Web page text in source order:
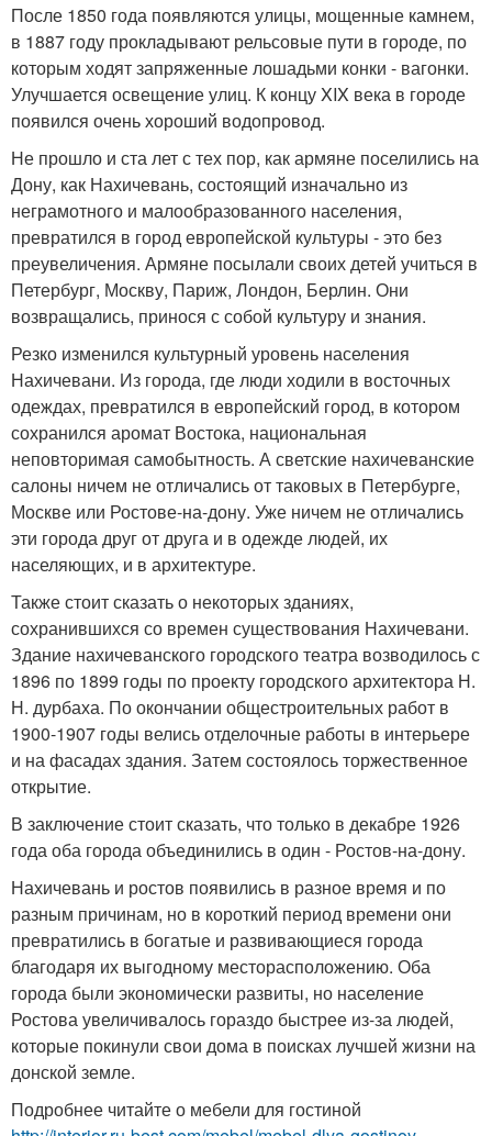
После 1850 года появляются улицы, мощенные камнем,
в 1887 году прокладывают рельсовые пути в городе, по
которым ходят запряженные лошадьми конки - вагонки.
Улучшается освещение улиц. К концу XIX века в городе
появился очень хороший водопровод.
Не прошло и ста лет с тех пор, как армяне поселились на
Дону, как Нахичевань, состоящий изначально из
неграмотного и малообразованного населения,
превратился в город европейской культуры - это без
преувеличения. Армяне посылали своих детей учиться в
Петербург, Москву, Париж, Лондон, Берлин. Они
возвращались, принося с собой культуру и знания.
Резко изменился культурный уровень населения
Нахичевани. Из города, где люди ходили в восточных
одеждах, превратился в европейский город, в котором
сохранился аромат Востока, национальная
неповторимая самобытность. А светские нахичеванские
салоны ничем не отличались от таковых в Петербурге,
Москве или Ростове-на-дону. Уже ничем не отличались
эти города друг от друга и в одежде людей, их
населяющих, и в архитектуре.
Также стоит сказать о некоторых зданиях,
сохранившихся со времен существования Нахичевани.
Здание нахичеванского городского театра возводилось с
1896 по 1899 годы по проекту городского архитектора Н.
Н. дурбаха. По окончании общестроительных работ в
1900-1907 годы велись отделочные работы в интерьере
и на фасадах здания. Затем состоялось торжественное
открытие.
В заключение стоит сказать, что только в декабре 1926
года оба города объединились в один - Ростов-на-дону.
Нахичевань и ростов появились в разное время и по
разным причинам, но в короткий период времени они
превратились в богатые и развивающиеся города
благодаря их выгодному месторасположению. Оба
города были экономически развиты, но население
Ростова увеличивалось гораздо быстрее из-за людей,
которые покинули свои дома в поисках лучшей жизни на
донской земле.
Подробнее читайте о мебели для гостиной